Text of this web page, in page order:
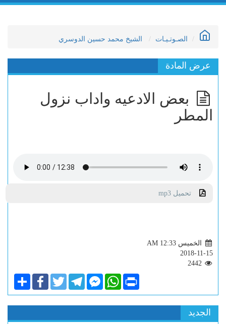
الصـوتـيـات الشيخ محمد حسين الدوسري
عرض المادة
بعض الادعيه واداب نزول
المطر
تحميل mp3
الخميس AM 12:33
2018-11-15
ShareFacebookTwitterTelegramFacebook
Messenger
WhatsApp Print
الجديد